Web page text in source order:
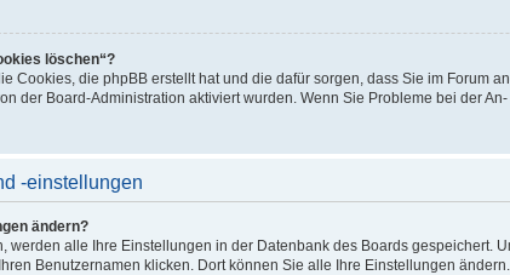
löschen“?
Cookies, die phpBB erstellt hat und die dafür sorgen, dass Sie im
der Board-Administration aktiviert wurden. Wenn Sie Probleme bei der
-einstellungen
ändern?
werden alle Ihre Einstellungen in der Datenbank des Boards gespeichert.
Benutzernamen klicken. Dort können Sie alle Ihre Einstellungen ändern.